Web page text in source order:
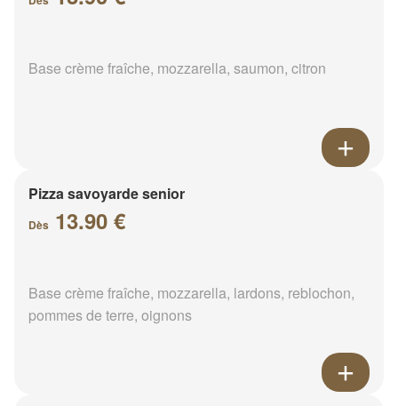
Base crème fraîche, mozzarella, saumon, citron
Pizza savoyarde senior
Dès 13.90 €
Base crème fraîche, mozzarella, lardons, reblochon,
pommes de terre, oignons